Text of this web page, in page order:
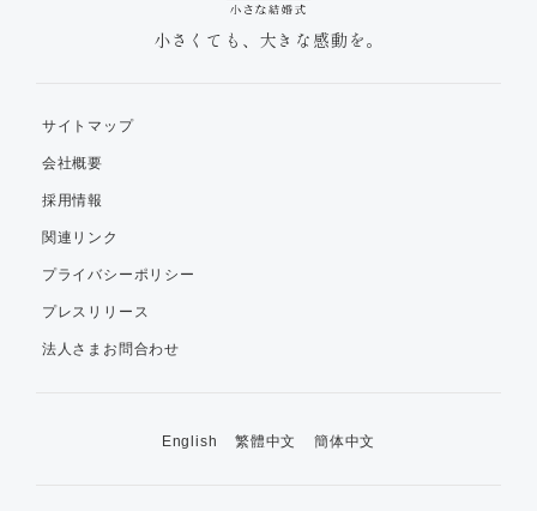
小さくても、大きな感動を。
サイトマップ
会社概要
採用情報
関連リンク
プライバシーポリシー
プレスリリース
法人さまお問合わせ
English 繁體中文 簡体中文